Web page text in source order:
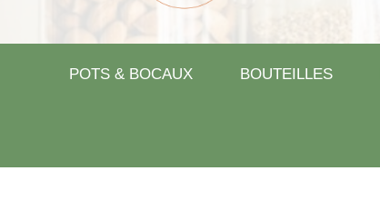
POTS & BOCAUX BOUTEILLES